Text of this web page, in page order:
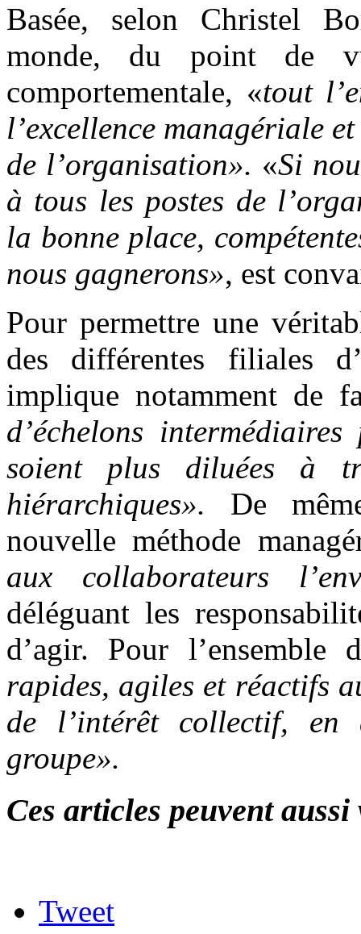
Basée, selon Christel
monde, du point de
comportementale, «tout
l’excellence managériale
de l’organisation». «Si
à tous les postes de
la bonne place,
nous gagnerons», est
Pour permettre une
des différentes filiales
implique notamment de
d’échelons
soient plus diluées à
hiérarchiques». De
nouvelle méthode
aux collaborateurs
déléguant les
d’agir. Pour
rapides, agiles et réactifs
de l’intérêt collectif, en
groupe».
Ces articles peuvent
Tweet